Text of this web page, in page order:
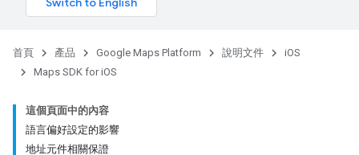
首頁 產品 Google Maps Platform 說明文件
iOS
Maps SDK for iOS
這個頁面中的內容
語言偏好設定的影響
地址元件相關保證